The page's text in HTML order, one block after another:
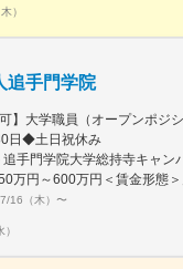
ごとに営業・ＳＥでPJチー
：
投資（制度関連やIoTやAI等
る市場となります。お客様
ディアで取り上げられてい
を聞き、システムデザイン
きるやりがいのある業務と
的インフラの仕事のため、
きます。
）
追手門学院
可】大学職員（オープンポジ
日◆土日祝休み
16（木） 〜